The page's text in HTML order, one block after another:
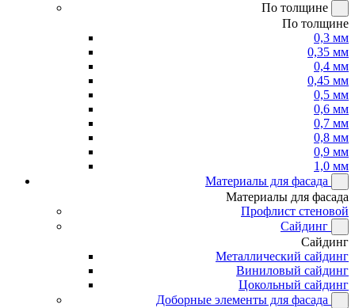
По толщине
По толщине
0,3 мм
0,35 мм
0,4 мм
0,45 мм
0,5 мм
0,6 мм
0,7 мм
0,8 мм
0,9 мм
1,0 мм
Материалы для фасада
Материалы для фасада
Профлист стеновой
Сайдинг
Сайдинг
Металлический сайдинг
Виниловый сайдинг
Цокольный сайдинг
Доборные элементы для фасада